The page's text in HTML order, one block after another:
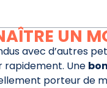
UN
avec d’autres
Une
porteur de